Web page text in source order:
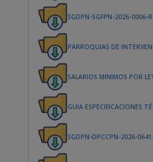
SGDPN-SGFPN-2026-0006-
PARROQUIAS DE
SALARIOS MINIMOS POR
GUIA ESPECIFICACIONES
SGDPN-DPCCPN-2026-